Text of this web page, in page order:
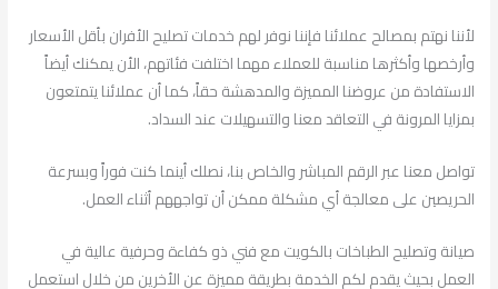
لأننا نهتم بمصالح عملائنا فإننا نوفر لهم خدمات تصليح الأفران بأقل الأسعار
وأرخصها وأكثرها مناسبة للعملاء مهما اختلفت فئاتهم، الأن يمكنك أيضاً
الاستفادة من عروضنا المميزة والمدهشة حقاً، كما أن عملائنا يتمتعون
بمزايا المرونة في التعاقد معنا والتسهيلات عند السداد.
تواصل معنا عبر الرقم المباشر والخاص بنا، نصلك أينما كنت فوراً وبسرعة
الحريصين على معالجة أي مشكلة ممكن أن تواجههم أثناء العمل.
صيانة وتصليح الطباخات بالكويت مع فني ذو كفاءة وحرفية عالية في
العمل بحيث يقدم لكم الخدمة بطريقة مميزة عن الأخرين من خلال استعمل